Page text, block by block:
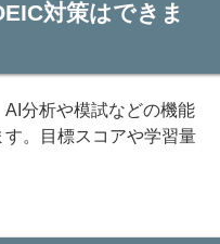
対策はできま
分析や模試などの機能
。目標スコアや学習量